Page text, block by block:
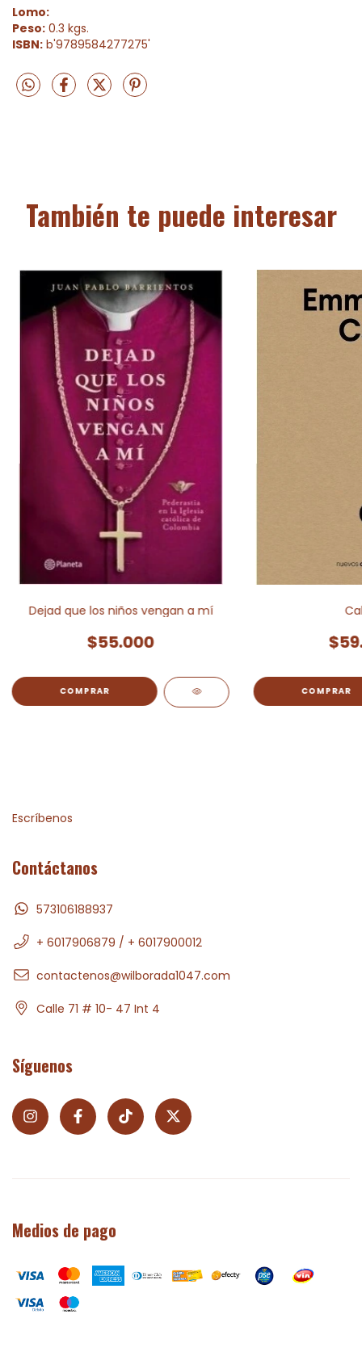
Lomo:
Peso: 0.3 kgs.
ISBN: b'9789584277275'
También te puede interesar
Dejad que los niños vengan a mí
$55.000
Escríbenos
Contáctanos
573106188937
+ 6017906879 / + 6017900012
contactenos@wilborada1047.com
Calle 71 # 10- 47 Int 4
Síguenos
Medios de pago